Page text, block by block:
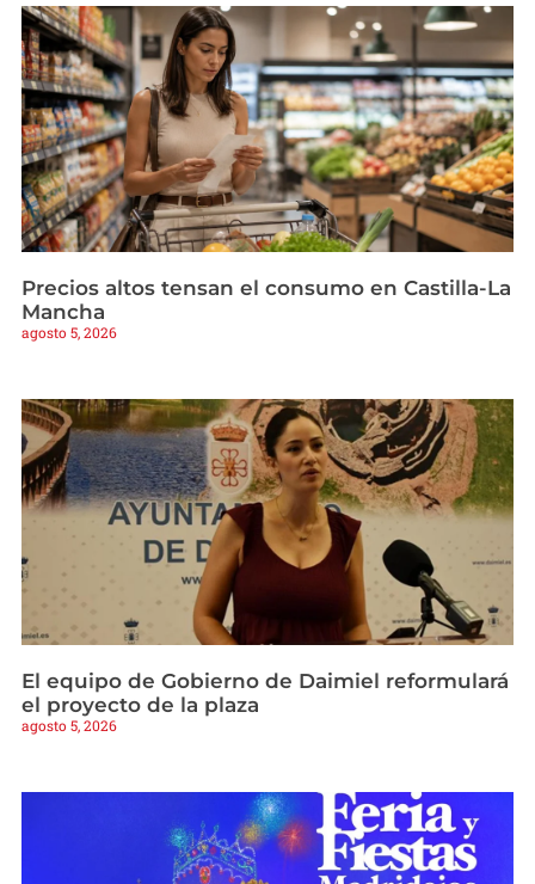
Precios altos tensan el consumo en Castilla-La
Mancha
agosto 5, 2026
El equipo de Gobierno de Daimiel reformulará
el proyecto de la plaza
agosto 5, 2026